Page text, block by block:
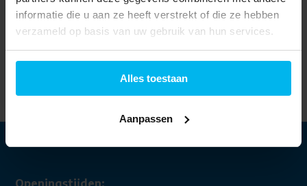
informatie die u aan ze heeft verstrekt of die ze hebben
verzameld op basis van uw gebruik van hun services.
Alles toestaan
Aanpassen
Miele WEK375 WPS
PWash & 10kg
Openingstijden: